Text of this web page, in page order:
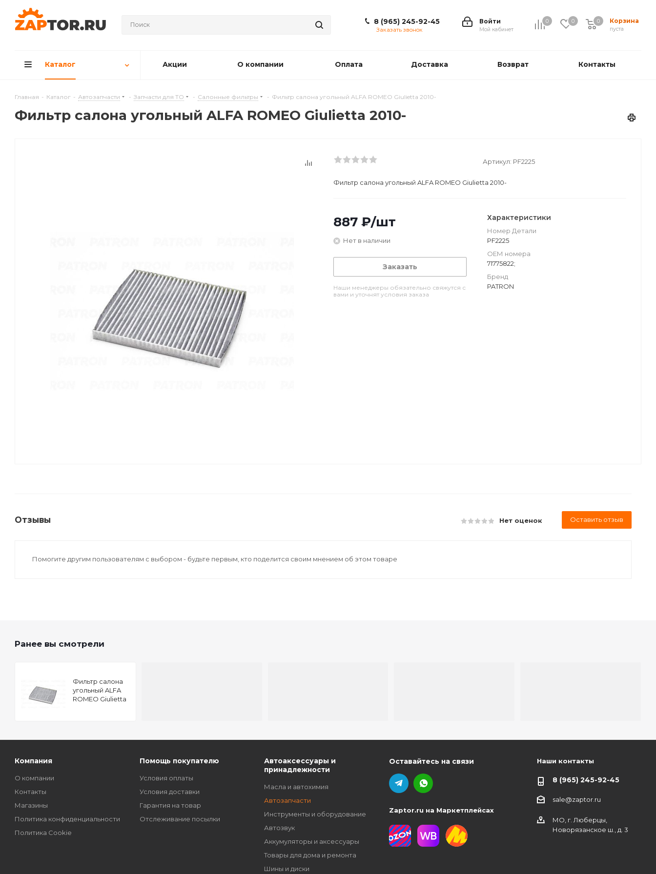
0 0 Корзина
0
пуста
0
Войти
Мой кабинет
8 (965) 245-92-45
Заказать звонок
Каталог Акции О компании Оплата Доставка Возврат Контакты
Главная - Каталог - Автозапчасти - Запчасти для ТО - Салонные фильтры - Фильтр салона угольный ALFA ROMEO Giulietta 2010-
Фильтр салона угольный ALFA ROMEO Giulietta 2010-
Артикул: PF2225
Фильтр салона угольный ALFA ROMEO Giulietta 2010-
887 ₽/шт
Нет в наличии
Заказать
Наши менеджеры обязательно свяжутся с
вами и уточнят условия заказа
Характеристики
Номер Детали
PF2225
ОЕМ номера
71775822;
Бренд
PATRON
Отзывы Нет оценок Оставить отзыв
Помогите другим пользователям с выбором - будьте первым, кто поделится своим мнением об этом товаре
Ранее вы смотрели
Фильтр салона
угольный ALFA
ROMEO Giulietta
Компания
О компании
Контакты
Магазины
Политика конфиденциальности
Политика Cookie
Помощь покупателю
Условия оплаты
Условия доставки
Гарантия на товар
Отслеживание посылки
Автоаксессуары и
принадлежности
Масла и автохимия
Автозапчасти
Инструменты и оборудование
Автозвук
Аккумуляторы и аксессуары
Товары для дома и ремонта
Шины и диски
Оставайтесь на связи
Zaptor.ru на Маркетплейсах
Наши контакты
8 (965) 245-92-45
sale@zaptor.ru
МО, г. Люберцы,
Новорязанское ш., д. 3